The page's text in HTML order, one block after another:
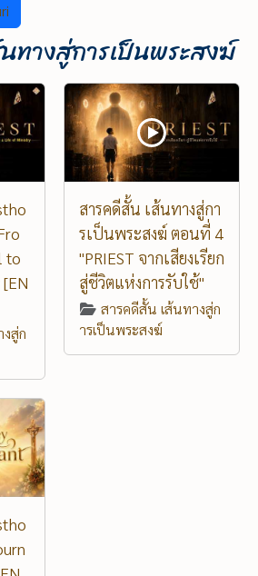
ทางสู่การเป็นพระสงฆ์
to
สู่ก
สารคดีสั้น เส้นทางสู่กา
รเป็นพระสงฆ์ ตอนที่ 4
"PRIEST จากเสียงเรียก
สู่ชีวิตแห่งการรับใช้"
สารคดีสั้น เส้นทางสู่ก
ารเป็นพระสงฆ์